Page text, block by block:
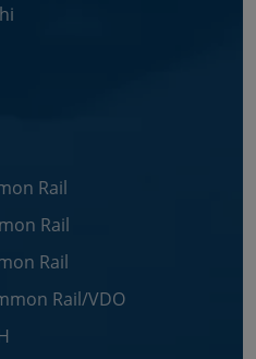
Rail
Rail
Rail
Rail/VDO